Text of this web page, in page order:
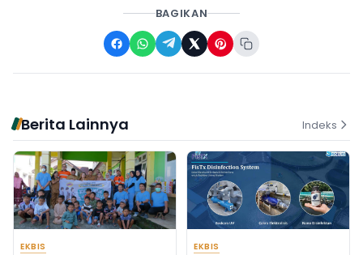
BAGIKAN
Berita Lainnya Indeks
EKBIS EKBIS